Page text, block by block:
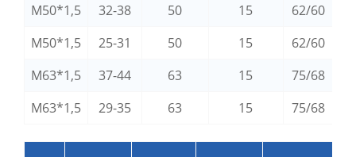
M50*1,5
32-38 50 15
62/60
M50*1,5
25-31 50 15
62/60
M63*1,5
37-44 63 15
75/68
M63*1,5
29-35 63 15 75/68